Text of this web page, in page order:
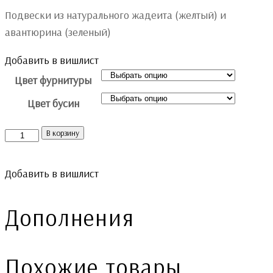
составляла
450 ₽.
300 ₽.
Подвески из натурального жадеита (желтый) и
авантюрина (зеленый)
Добавить в вишлист
Цвет фурнитуры
Цвет бусин
КоличествоВ корзину
Добавить в вишлист
Дополнения
Похожие товары